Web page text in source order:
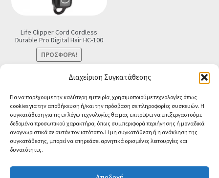
Διαχείριση Συγκατάθεσης
Για να παρέχουμε την καλύτερη εμπειρία, χρησιμοποιούμε τεχνολογίες όπως
cookies για την αποθήκευση ή/και την πρόσβαση σε πληροφορίες συσκευών. Η
συγκατάθεση για τις εν λόγω τεχνολογίες θα μας επιτρέψει να επεξεργαστούμε
δεδομένα προσωπικού χαρακτήρα, όπως συμπεριφορά περιήγησης ή μοναδικά
αναγνωριστικά σε αυτόν τον ιστότοπο. Η μη συγκατάθεση ή η ανάκληση της
συγκατάθεσης, μπορεί να επηρεάσει αρνητικά ορισμένες λειτουργίες και
δυνατότητες.
Life Clipper Cord Cordless
Durable Pro Digital Hair HC-100
ΠΡΟΣΦΟΡΆ!
Original
was:
€32.90.
Η
τιμή
είναι:
€29.90.
Τελική τιμή
Προσθήκη στο καλάθι
© CA-MICROLAND 2026